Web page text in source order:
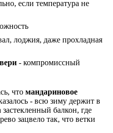
если температура не
лоджия, даже прохладная
- компромиссный
что мандариновое
- всю зиму держит в
балкон, где
зацвело так, что ветки